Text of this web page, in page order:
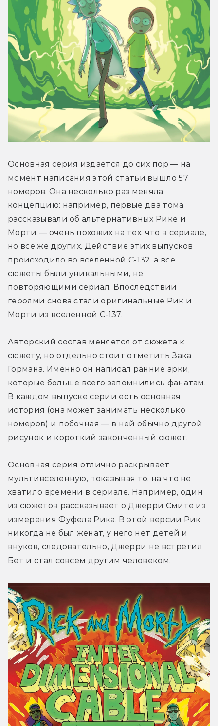
Основная серия издается до сих пор — на
момент написания этой статьи вышло 57
номеров. Она несколько раз меняла
концепцию: например, первые два тома
рассказывали об альтернативных Рике и
Морти — очень похожих на тех, что в сериале,
но все же других. Действие этих выпусков
происходило во вселенной С-132, а все
сюжеты были уникальными, не
повторяющими сериал. Впоследствии
героями снова стали оригинальные Рик и
Морти из вселенной С-137.
Авторский состав меняется от сюжета к
сюжету, но отдельно стоит отметить Зака
Гормана. Именно он написал ранние арки,
которые больше всего запомнились фанатам.
В каждом выпуске серии есть основная
история (она может занимать несколько
номеров) и побочная — в ней обычно другой
рисунок и короткий законченный сюжет.
Основная серия отлично раскрывает
мультивселенную, показывая то, на что не
хватило времени в сериале. Например, один
из сюжетов рассказывает о Джерри Смите из
измерения Фуфела Рика. В этой версии Рик
никогда не был женат, у него нет детей и
внуков, следовательно, Джерри не встретил
Бет и стал совсем другим человеком.